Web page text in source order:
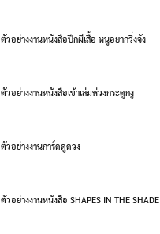
ตัวอย่างงานหนังสือปีกผีเสื้อ หนูอยากวิ่งจัง
ตัวอย่างงานหนังสือเข้าเล่มห่วงกระดูกงู
ตัวอย่างงานการ์ดดูดวง
ตัวอย่างงานหนังสือ SHAPES IN THE SHADE